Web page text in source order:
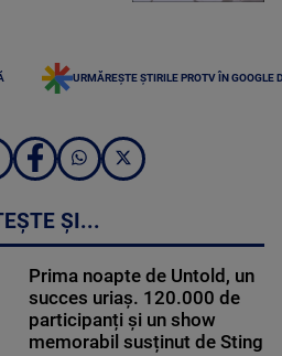
URMĂREȘTE ȘTIRILE PROTV ÎN GOOGLE
ȘI...
Prima noapte de Untold, un
succes uriaș. 120.000 de
participanți și un show
memorabil susținut de Sting